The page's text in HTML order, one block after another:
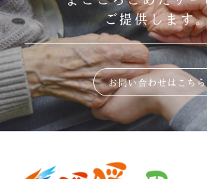
ご提供します
お問い合わせはこちら